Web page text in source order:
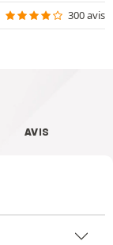
300 avis
AVIS